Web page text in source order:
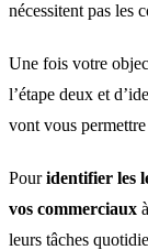
nécessitent pas les
Une fois votre
l’étape deux et
vont vous
Pouridentifier les
vos commerciaux
leurs tâches